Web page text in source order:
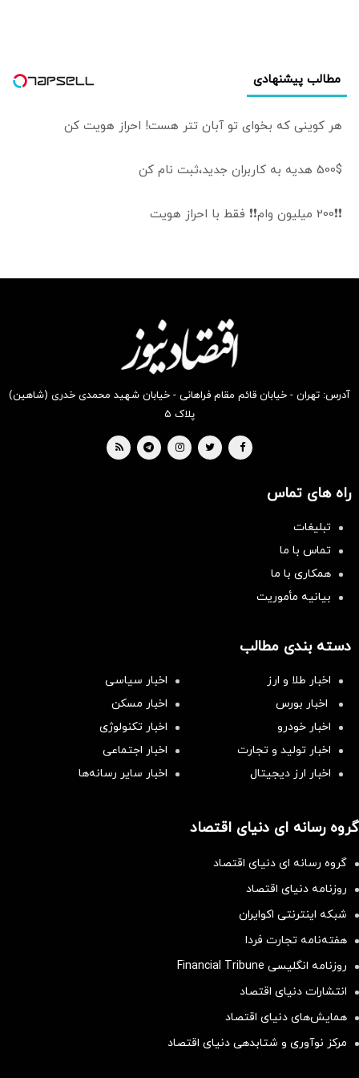
مطالب پیشنهادی
هر کوینی که بخوای تو آبان تتر هست! احراز هویت کن
500$ هدیه به کاربران جدید،ثبت نام کن
❗❗200 میلیون وام❗❗ فقط با احراز هویت
آدرس: تهران - خیابان قائم مقام فراهانی - خیابان شهید محمدی خدری (شاهین)
پلاک ۵
راه های تماس
تبلیغات
تماس با ما
همکاری با ما
بیانیه مأموریت
دسته بندی مطالب
اخبار طلا و ارز
اخبار سیاسی
اخبار بورس
اخبار مسکن
اخبار خودرو
اخبار تکنولوژی
اخبار تولید و تجارت
اخبار اجتماعی
اخبار ارز دیجیتال
اخبار سایر رسانه‌‌ها
گروه رسانه ای دنیای اقتصاد
گروه رسانه ای دنیای اقتصاد
روزنامه دنیای اقتصاد
شبکه اینترنتی اکوایران
هفته‌نامه تجارت فردا
روزنامه انگلیسی Financial Tribune
انتشارات دنیای اقتصاد
همایش‌های دنیای اقتصاد
مرکز نوآوری و شتابدهی دنیای اقتصاد